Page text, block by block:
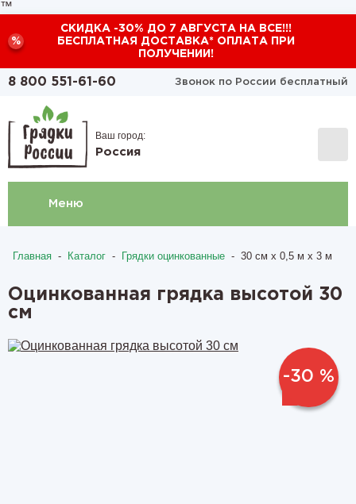
™
%
СКИДКА -30% ДО 7 АВГУСТА НА ВСЕ!!!
БЕСПЛАТНАЯ ДОСТАВКА* ОПЛАТА ПРИ
ПОЛУЧЕНИИ!
8 800 551-61-60 Звонок по России бесплатный
Ваш город:
Россия
Меню
Главная - Каталог - Грядки оцинкованные - 30 см х 0,5 м х 3 м
Оцинкованная грядка высотой 30
см
-30 %